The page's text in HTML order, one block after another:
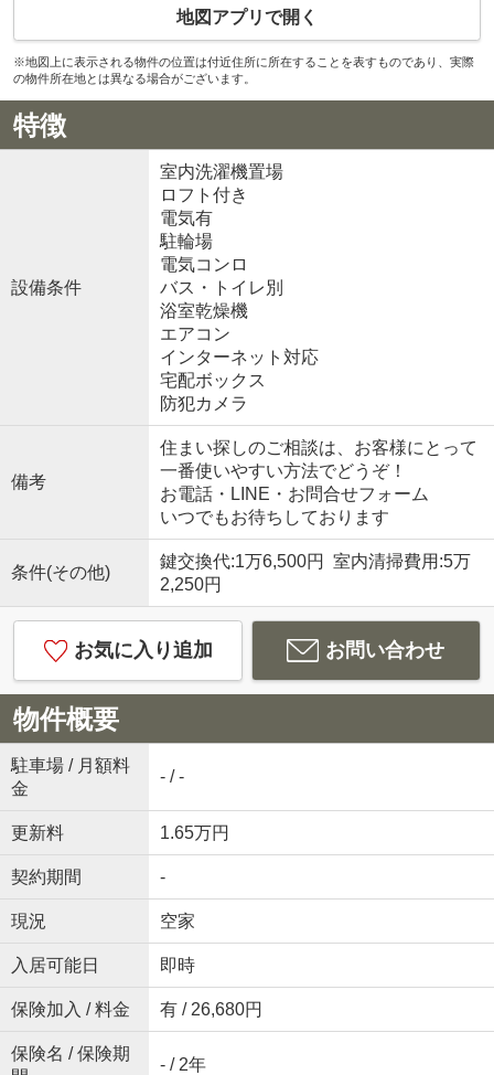
地図アプリで開く
※地図上に表示される物件の位置は付近住所に所在することを表すものであり、実際
の物件所在地とは異なる場合がございます。
特徴
設備条件
室内洗濯機置場
ロフト付き
電気有
駐輪場
電気コンロ
バス・トイレ別
浴室乾燥機
エアコン
インターネット対応
宅配ボックス
防犯カメラ
備考
住まい探しのご相談は、お客様にとって
一番使いやすい方法でどうぞ！
お電話・LINE・お問合せフォーム
いつでもお待ちしております
条件(その他)
鍵交換代:1万6,500円 室内清掃費用:5万
2,250円
お気に入り追加 お問い合わせ
物件概要
駐車場 / 月額料
金
- / -
更新料 1.65万円
契約期間 -
現況 空家
入居可能日 即時
保険加入 / 料金 有 / 26,680円
保険名 / 保険期
- / 2年